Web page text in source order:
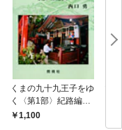
くまの九十九王子をゆ
く〈第1部〉紀路編―
京都から田辺まで
1,100